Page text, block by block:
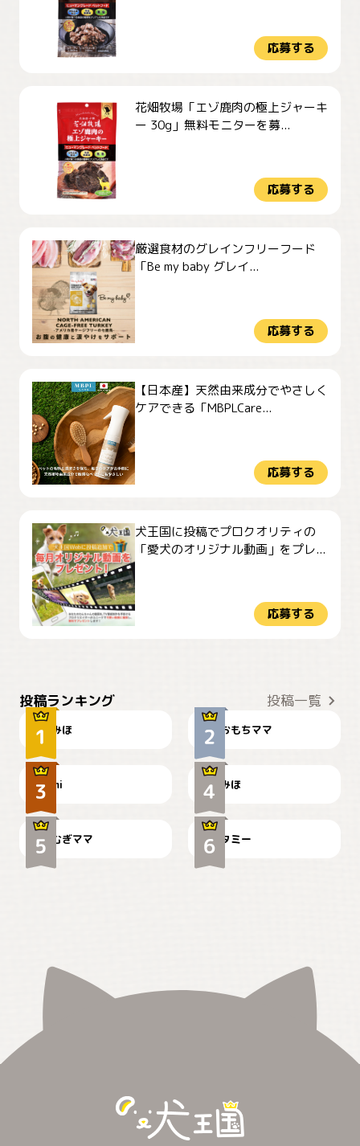
応募する
花畑牧場「エゾ鹿肉の極上ジャーキ
ー 30g」無料モニターを募...
応募する
厳選食材のグレインフリーフード
「Be my baby グレイ...
応募する
【日本産】天然由来成分でやさしく
ケアできる「MBPLCare...
応募する
犬王国に投稿でプロクオリティの
「愛犬のオリジナル動画」をプレ...
応募する
投稿ランキング 投稿一覧
みほ おもちママ
可愛い？
mi
見てるぞぉ
みほ
🌻とむぎ！
むぎママ
ドーベルマンのお友達邸に
て
タミー